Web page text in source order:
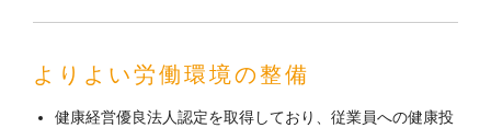
よりよい労働環境の整備
健康経営優良法人認定を取得しており、従業員への健康投